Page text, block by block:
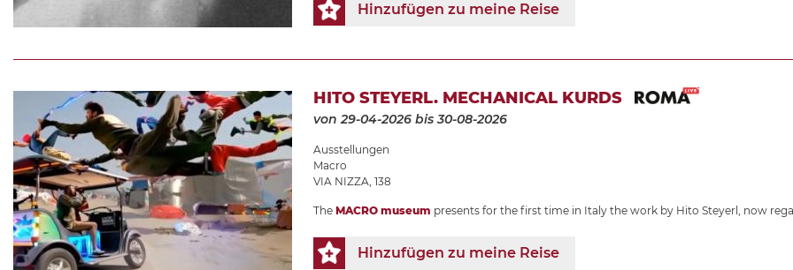
Hinzufügen zu meine Reise
HITO STEYERL. MECHANICAL KURDS
von 29-04-2026 bis 30-08-2026
Ausstellungen
Macro
VIA NIZZA, 138
The MACRO museum presents for the first time in Italy the work by Hito Steyerl, now
Hinzufügen zu meine Reise